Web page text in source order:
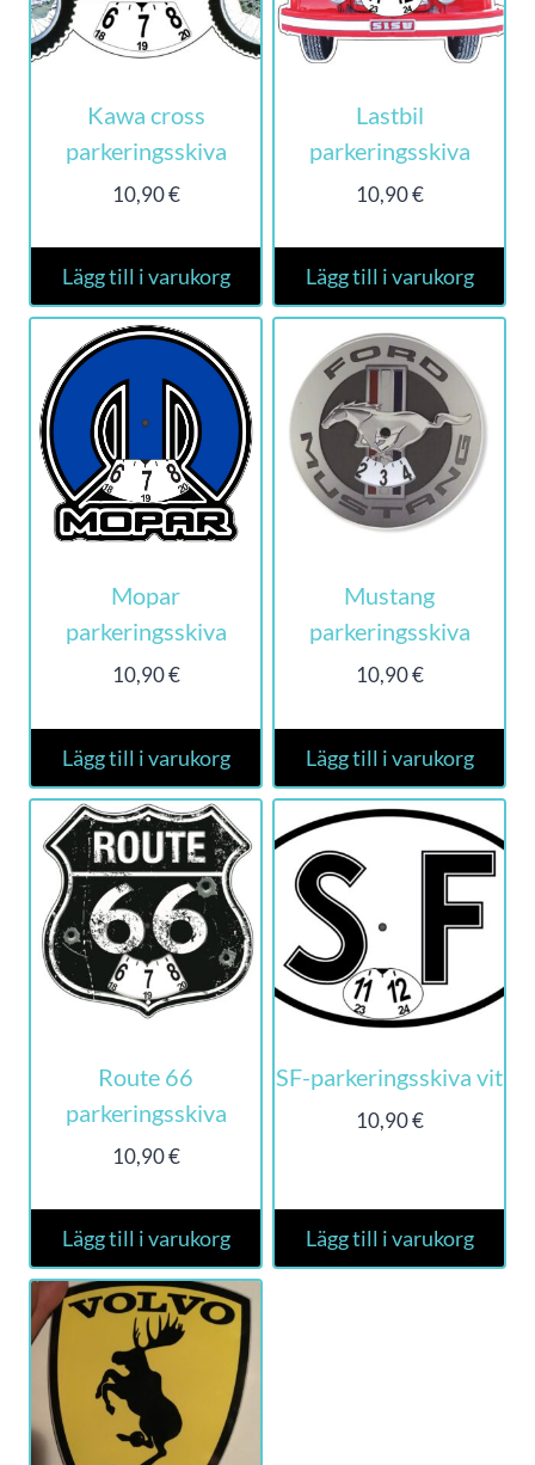
Kawa cross
parkeringsskiva
10,90€
Lägg till i varukorg
Lastbil
parkeringsskiva
10,90€
Lägg till i varukorg
Mopar
parkeringsskiva
10,90€
Lägg till i varukorg
Mustang
parkeringsskiva
10,90€
Lägg till i varukorg
Route 66
parkeringsskiva
10,90€
Lägg till i varukorg
SF-parkeringsskiva vit
10,90€
Lägg till i varukorg